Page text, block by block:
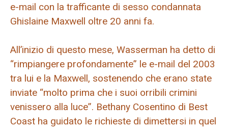
e-mail con la trafficante di sesso condannata
Ghislaine Maxwell oltre 20 anni fa.
All’inizio di questo mese, Wasserman ha detto di
“rimpiangere profondamente” le e-mail del 2003
tra lui e la Maxwell, sostenendo che erano state
inviate “molto prima che i suoi orribili crimini
venissero alla luce”. Bethany Cosentino di Best
Coast ha guidato le richieste di dimettersi in quel